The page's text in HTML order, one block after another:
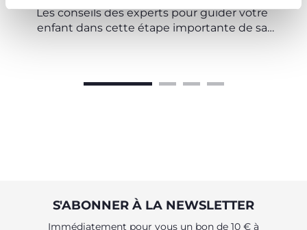
Les conseils des experts pour guider votre
enfant dans cette étape importante de sa
S'ABONNER À LA NEWSLETTER
Immédiatement pour vous un bon de 10 € à